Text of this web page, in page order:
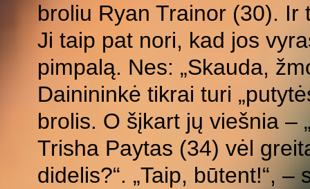
broliu Ryan Trainor (30).
Ji taip pat nori, kad jos
pimpalą. Nes: „Skauda,
Dainininkė tikrai turi
brolis. O šįkart jų viešnia –
Trisha Paytas (34) vėl
didelis?“. „Taip, būtent!“,